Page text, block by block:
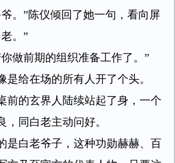
。”陈仪倾回了她一句，看向屏
。”
做前期的组织准备工作了。”
是给在场的所有人开了个头。
前的玄界人陆续站起了身，一个
，同白老主动问好。
是白老爷子，这种功勋赫赫、百